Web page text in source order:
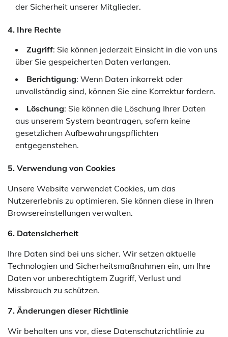
der Sicherheit unserer Mitglieder.
4. Ihre Rechte
Zugriff: Sie können jederzeit Einsicht in die von uns
über Sie gespeicherten Daten verlangen.
Berichtigung: Wenn Daten inkorrekt oder
unvollständig sind, können Sie eine Korrektur fordern.
Löschung: Sie können die Löschung Ihrer Daten
aus unserem System beantragen, sofern keine
gesetzlichen Aufbewahrungspflichten
entgegenstehen.
5. Verwendung von Cookies
Unsere Website verwendet Cookies, um das
Nutzererlebnis zu optimieren. Sie können diese in Ihren
Browsereinstellungen verwalten.
6. Datensicherheit
Ihre Daten sind bei uns sicher. Wir setzen aktuelle
Technologien und Sicherheitsmaßnahmen ein, um Ihre
Daten vor unberechtigtem Zugriff, Verlust und
Missbrauch zu schützen.
7. Änderungen dieser Richtlinie
Wir behalten uns vor, diese Datenschutzrichtlinie zu